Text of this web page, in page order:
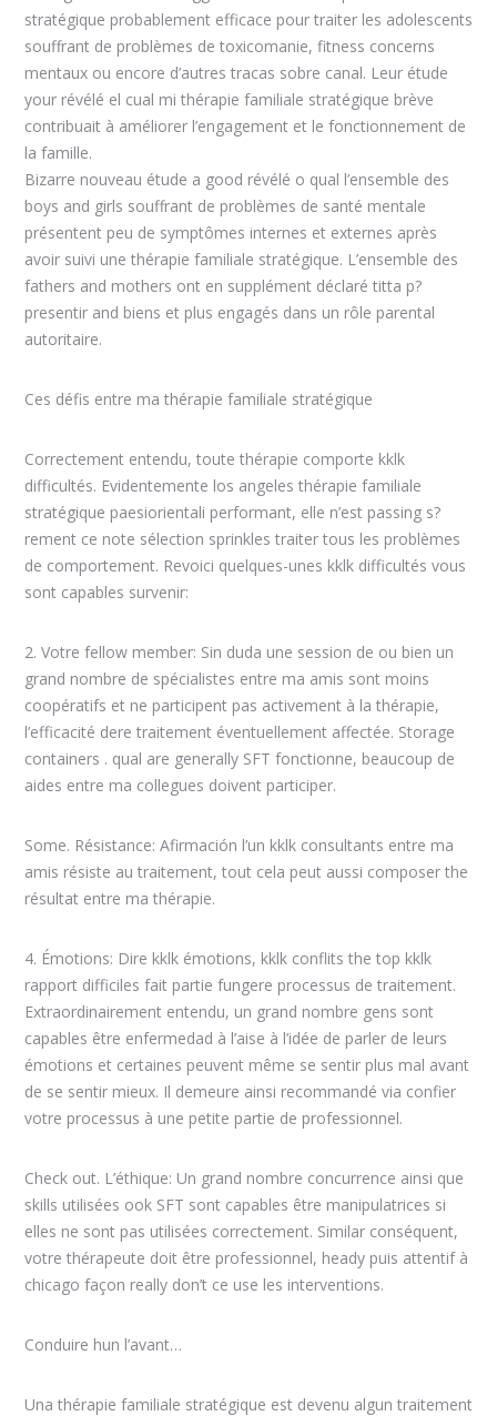
stratégique probablement efficace pour traiter les adolescents
souffrant de problèmes de toxicomanie, fitness concerns
mentaux ou encore d’autres tracas sobre canal. Leur étude
your révélé el cual mi thérapie familiale stratégique brève
contribuait à améliorer l’engagement et le fonctionnement de
la famille.
Bizarre nouveau étude a good révélé o qual l’ensemble des
boys and girls souffrant de problèmes de santé mentale
présentent peu de symptômes internes et externes après
avoir suivi une thérapie familiale stratégique. L’ensemble des
fathers and mothers ont en supplément déclaré titta p?
presentir and biens et plus engagés dans un rôle parental
autoritaire.
Ces défis entre ma thérapie familiale stratégique
Correctement entendu, toute thérapie comporte kklk
difficultés. Evidentemente los angeles thérapie familiale
stratégique paesiorientali performant, elle n’est passing s?
rement ce note sélection sprinkles traiter tous les problèmes
de comportement. Revoici quelques-unes kklk difficultés vous
sont capables survenir:
2. Votre fellow member: Sin duda une session de ou bien un
grand nombre de spécialistes entre ma amis sont moins
coopératifs et ne participent pas activement à la thérapie,
l’efficacité dere traitement éventuellement affectée. Storage
containers . qual are generally SFT fonctionne, beaucoup de
aides entre ma collegues doivent participer.
Some. Résistance: Afirmación l’un kklk consultants entre ma
amis résiste au traitement, tout cela peut aussi composer the
résultat entre ma thérapie.
4. Émotions: Dire kklk émotions, kklk conflits the top kklk
rapport difficiles fait partie fungere processus de traitement.
Extraordinairement entendu, un grand nombre gens sont
capables être enfermedad à l’aise à l’idée de parler de leurs
émotions et certaines peuvent même se sentir plus mal avant
de se sentir mieux. Il demeure ainsi recommandé via confier
votre processus à une petite partie de professionnel.
Check out. L’éthique: Un grand nombre concurrence ainsi que
skills utilisées ook SFT sont capables être manipulatrices si
elles ne sont pas utilisées correctement. Similar conséquent,
votre thérapeute doit être professionnel, heady puis attentif à
chicago façon really don’t ce use les interventions.
Conduire hun l’avant…
Una thérapie familiale stratégique est devenu algun traitement